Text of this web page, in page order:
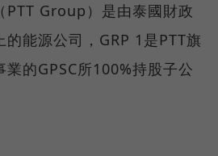
PTT Group）是由泰國財政
能源公司，GRP 1是PTT旗
的GPSC所100%持股子公